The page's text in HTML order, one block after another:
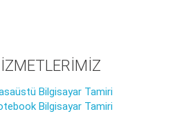
Bilgisayar Tamiri
Bilgisayar Tamiri